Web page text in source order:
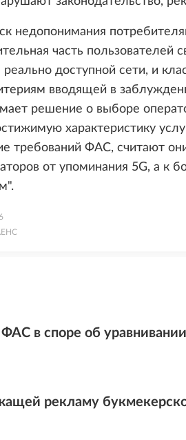
недопонимания
часть пользователей
доступной сети, и
вводящей в
решение о выборе
характеристику
требований ФАС, считают
от упоминания 5G, а к
в споре об
рекламу